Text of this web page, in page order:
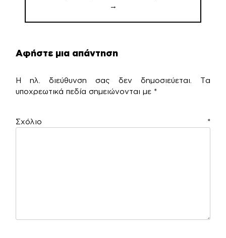
→
Αφήστε μια απάντηση
Η ηλ. διεύθυνση σας δεν δημοσιεύεται.
Τα
υποχρεωτικά πεδία σημειώνονται με *
Σχόλιο *